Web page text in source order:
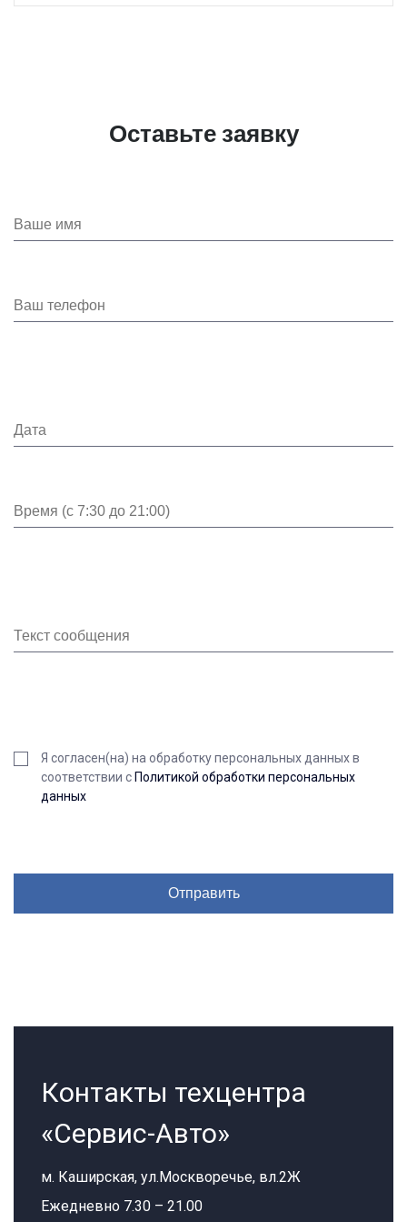
Оставьте заявку
Я согласен(на) на обработку персональных данных в
соответствии сПолитикой обработки персональных
данных
Контакты техцентра
«Сервис-Авто»
м. Каширская, ул.Москворечье, вл.2Ж
Ежедневно 7.30 – 21.00